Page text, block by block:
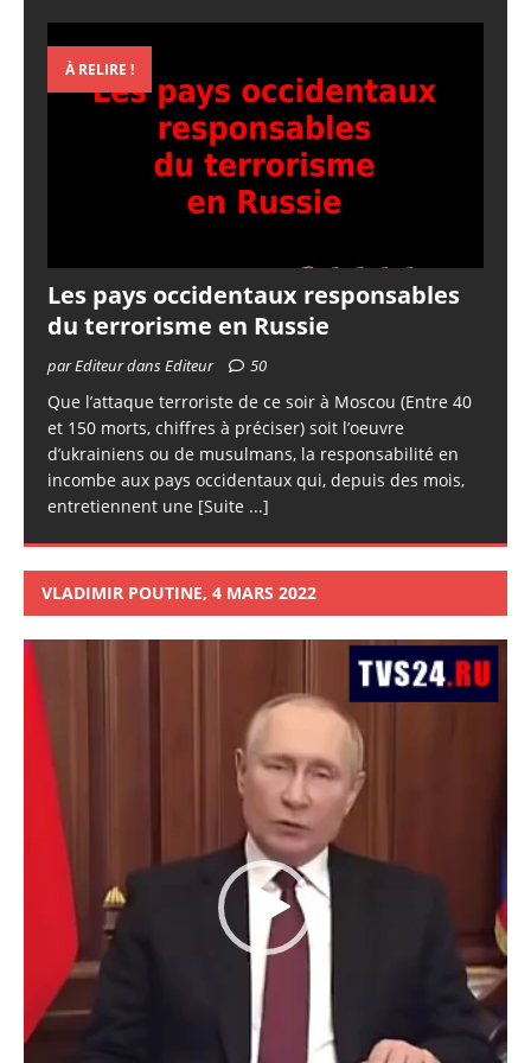
À RELIRE !
Les pays occidentaux responsables
du terrorisme en Russie
par Editeur dans Editeur 50
Que l’attaque terroriste de ce soir à Moscou (Entre 40
et 150 morts, chiffres à préciser) soit l’oeuvre
d’ukrainiens ou de musulmans, la responsabilité en
incombe aux pays occidentaux qui, depuis des mois,
entretiennent une [Suite ...]
VLADIMIR POUTINE, 4 MARS 2022
Lecteur
vidéo